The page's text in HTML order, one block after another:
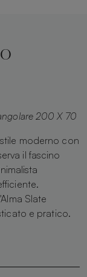
200 X 70
moderno con
il fascino
Slate
e pratico.